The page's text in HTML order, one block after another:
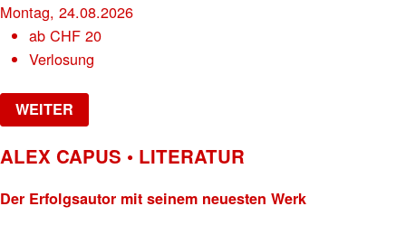
Montag, 24.08.2026
abCHF 20
Verlosung
WEITER
ALEX CAPUS • LITERATUR
Der Erfolgsautor mit seinem neuesten Werk